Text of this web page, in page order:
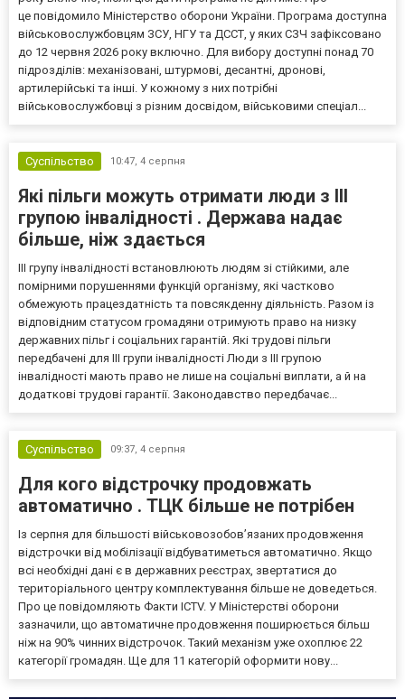
це повідомило Міністерство оборони України. Програма доступна
військовослужбовцям ЗСУ, НГУ та ДССТ, у яких СЗЧ зафіксовано
до 12 червня 2026 року включно. Для вибору доступні понад 70
підрозділів: механізовані, штурмові, десантні, дронові,
артилерійські та інші. У кожному з них потрібні
військовослужбовці з різним досвідом, військовими спеціал...
Суспільство 10:47, 4 серпня
Які пільги можуть отримати люди з III
групою інвалідності . Держава надає
більше, ніж здається
III групу інвалідності встановлюють людям зі стійкими, але
помірними порушеннями функцій організму, які частково
обмежують працездатність та повсякденну діяльність. Разом із
відповідним статусом громадяни отримують право на низку
державних пільг і соціальних гарантій. Які трудові пільги
передбачені для III групи інвалідності Люди з III групою
інвалідності мають право не лише на соціальні виплати, а й на
додаткові трудові гарантії. Законодавство передбачає...
Суспільство 09:37, 4 серпня
Для кого відстрочку продовжать
автоматично . ТЦК більше не потрібен
Із серпня для більшості військовозобов’язаних продовження
відстрочки від мобілізації відбуватиметься автоматично. Якщо
всі необхідні дані є в державних реєстрах, звертатися до
територіального центру комплектування більше не доведеться.
Про це повідомляють Факти ICTV. У Міністерстві оборони
зазначили, що автоматичне продовження поширюється більш
ніж на 90% чинних відстрочок. Такий механізм уже охоплює 22
категорії громадян. Ще для 11 категорій оформити нову...